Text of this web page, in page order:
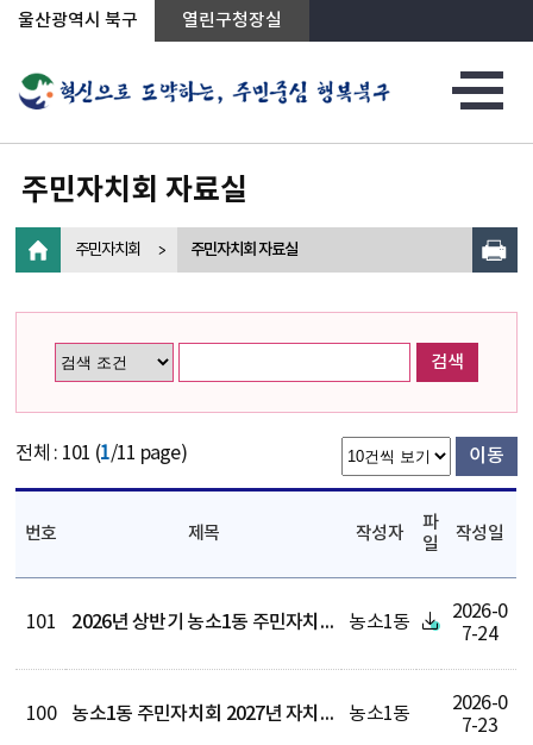
상단메뉴로 바로가기
전체메뉴로 바로가기
왼쪽메뉴로 바로가기
본문으로 바로가기
울산광역시 북구 열린구청장실
주민자치회 자료실
주민자치회 주민자치회 자료실
검색
전체 : 101 (1/11 page) 이동
번호 제목 작성자
파
일
작성일
101 2026년 상반기 농소1동 주민자치센터 수강료 수입지출내역 공고 농소1동
2026-0
7-24
100 농소1동 주민자치회 2027년 자치계획 알림 농소1동
2026-0
7-23